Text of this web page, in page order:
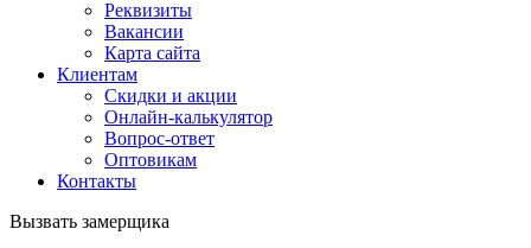
Реквизиты
Вакансии
Карта сайта
Клиентам
Скидки и акции
Онлайн-калькулятор
Вопрос-ответ
Оптовикам
Контакты
Вызвать замерщика